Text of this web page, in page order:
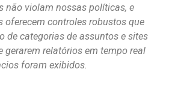
não violam nossas políticas, e
oferecem controles robustos que
de categorias de assuntos e sites
gerarem relatórios em tempo real
foram exibidos.